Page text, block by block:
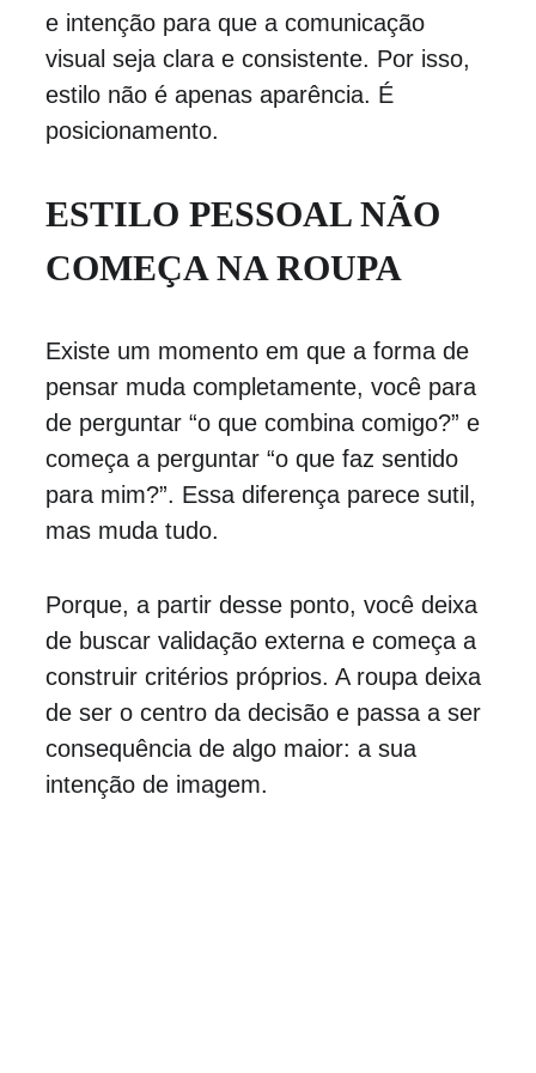
e intenção para que a comunicação
visual seja clara e consistente. Por isso,
estilo não é apenas aparência. É
posicionamento.
ESTILO PESSOAL NÃO
COMEÇA NA ROUPA
Existe um momento em que a forma de
pensar muda completamente, você para
de perguntar “o que combina comigo?” e
começa a perguntar “o que faz sentido
para mim?”. Essa diferença parece sutil,
mas muda tudo.
Porque, a partir desse ponto, você deixa
de buscar validação externa e começa a
construir critérios próprios. A roupa deixa
de ser o centro da decisão e passa a ser
consequência de algo maior: a sua
intenção de imagem.